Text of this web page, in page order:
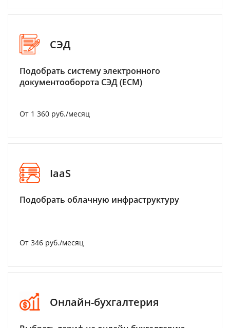
СЭД
Подобрать систему электронного
документооборота СЭД (ECM)
От 1 360 руб./месяц
IaaS
Подобрать облачную инфраструктуру
От 346 руб./месяц
Онлайн-бухгалтерия